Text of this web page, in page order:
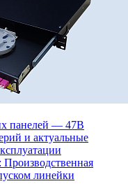
панелей — 47B
и актуальные